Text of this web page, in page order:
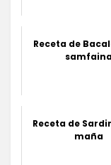
Receta de
Receta de
maña